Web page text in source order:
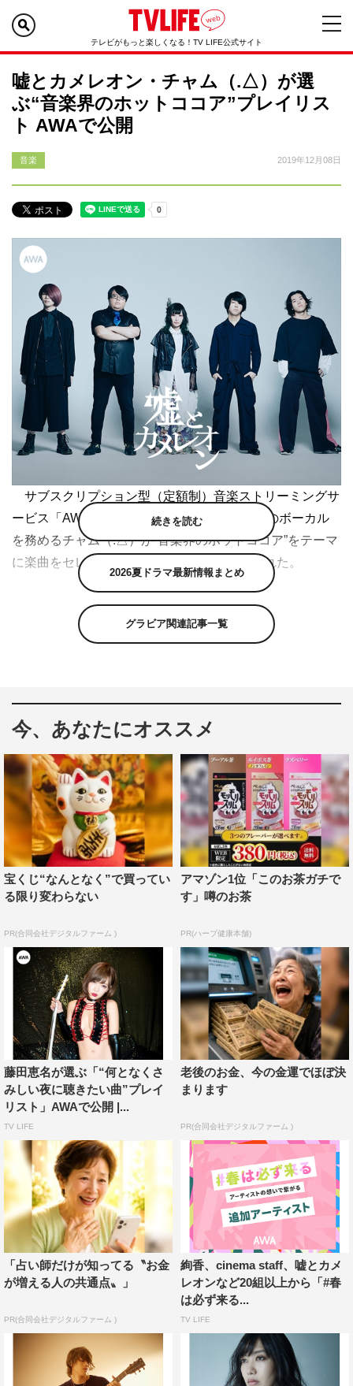
テレビがもっと楽しくなる！TV LIFE公式サイト
嘘とカメレオン・チャム（.△）が選
ぶ“音楽界のホットココア”プレイリス
ト AWAで公開
音楽 2019年12月08日
サブスクリプション型（定額制）音楽ストリーミングサ
ービス「AWA（アワ）」で、嘘とカメレオンのボーカル
を務めるチャム（.△）が“音楽界のホットココア”をテーマ
に楽曲をセレクトしたプレイリストが公開された。
公開されたプレイリストは、12月4日にリリースされ
た、ゲームアプリ『BLEACH Brave Souls』の新オープニ
ングテーマとして書き下ろした新曲「0」の配信開始を記
をセレクトしている。
Michael Jackson関連の2作品「Santa Claus Is Coming
To Town」「Ben」を筆頭に、約20年ぶりに再始動を発表
したchara＋yukiの「愛の火 3つ オレンジ」、Diana
Ross「I Love You（Call Me）」などがセレクトされてい
る。
『Selected by 嘘とカメレオン：音楽界のホットココア』
プレイリストURL：https://mf.awa.fm/386lCDg
03. 0／嘘とカメレオン
04. CAROL／Chara
05. My Way（Remastered 2015）／YEN TOWN BAND
06. 愛の火 3つ オレンジ／chara＋yuki
07. 鳴る鱗／嘘とカメレオン
08. anschluss／the cabs
09. 夢織り唄／sleepy.ab
10. 終わりの果てのはなし／嘘とカメレオン
11. We Are The World／U.S.A. For Africa
12. ほうき星／相対性理論
13. パプリカはポストヒューマンの夢を見るか／嘘とカメ
レオン
14. Someone To Watch Over Me／Keith Jarrett
15. I Love You（Call Me）／Diana Ross
16. LOVER SOUL／JUDY AND MARY
18. 刃／THE BACK HORN
19. societal sanity／嘘とカメレオン
https://awa.fm/
続きを読む
2026夏ドラマ最新情報まとめ
グラビア関連記事一覧
今、あなたにオススメ
宝くじ“なんとなく”で買ってい
る限り変わらない
PR(合同会社デジタルファーム )
アマゾン1位「このお茶ガチで
す」噂のお茶
PR(ハーブ健康本舗)
藤田恵名が選ぶ「“何となくさ
みしい夜に聴きたい曲”プレイ
リスト」AWAで公開 |...
TV LIFE
老後のお金、今の金運でほぼ決
まります
PR(合同会社デジタルファーム )
「占い師だけが知ってる〝お金
が増える人の共通点〟」
PR(合同会社デジタルファーム )
絢香、cinema staff、嘘とカメ
レオンなど20組以上から「#春
は必ず来る...
TV LIFE